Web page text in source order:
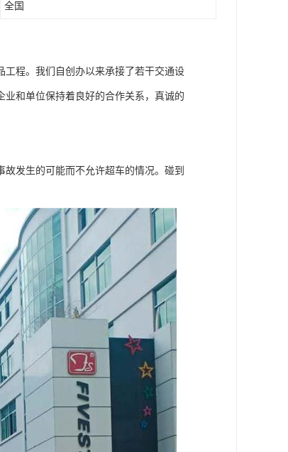
全国
工程。我们自创办以来承接了若干交通设
和单位保持着良好的合作关系，真诚的
发生的可能而不允许超车的情况。碰到